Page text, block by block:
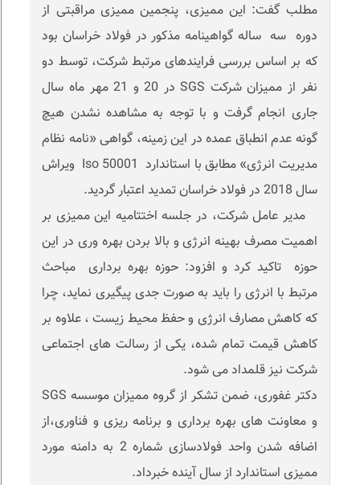
مطلب گفت: این ممیزی، پنجمین ممیزی مراقبتی از
دوره سه ساله گواهینامه مذکور در فولاد خراسان بود
که بر اساس بررسی فرایندهای مرتبط شرکت، توسط دو
نفر از ممیزان شرکت SGS در 20 و 21 مهر ماه سال
جاری انجام گرفت و با توجه به مشاهده نشدن هیچ
گونه عدم انطباق عمده در این زمینه، گواهی «نامه نظام
مدیریت انرژی» مطابق با استاندارد Iso 50001 ویراش
سال 2018 در فولاد خراسان تمدید اعتبار گردید.
مدیر عامل شرکت، در جلسه اختتامیه این ممیزی بر
اهمیت مصرف بهینه انرژی و بالا بردن بهره وری در این
حوزه تاکید کرد و افزود: حوزه بهره برداری مباحث
مرتبط با انرژی را باید به صورت جدی پیگیری نماید، چرا
که کاهش مصارف انرژی و حفظ محیط زیست ، علاوه بر
کاهش قیمت تمام شده، یکی از رسالت های اجتماعی
شرکت نیز قلمداد می شود.
دکتر غفوری، ضمن تشکر از گروه ممیزان موسسه SGS
و معاونت های بهره برداری و برنامه ریزی و فناوری،از
اضافه شدن واحد فولادسازی شماره 2 به دامنه مورد
ممیزی استاندارد از سال آینده خبرداد.